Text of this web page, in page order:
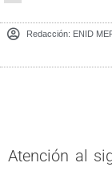
Redacción: ENID
Atención al